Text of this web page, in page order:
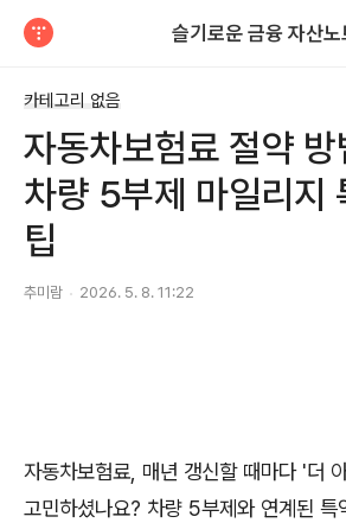
슬기로운 금융 자산노
카테고리 없음
자동차보험료 절약
차량 5부제 마일리지
팁
추미람 2026. 5. 8. 11:22
자동차보험료, 매년 갱신할 때마다 '더
고민하셨나요? 차량 5부제와 연계된 특